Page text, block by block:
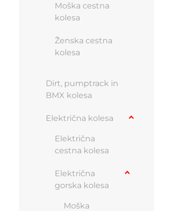
Moška cestna
kolesa
Ženska cestna
kolesa
Dirt, pumptrack in
BMX kolesa
Električna kolesa
Električna
cestna kolesa
Električna
gorska kolesa
Moška